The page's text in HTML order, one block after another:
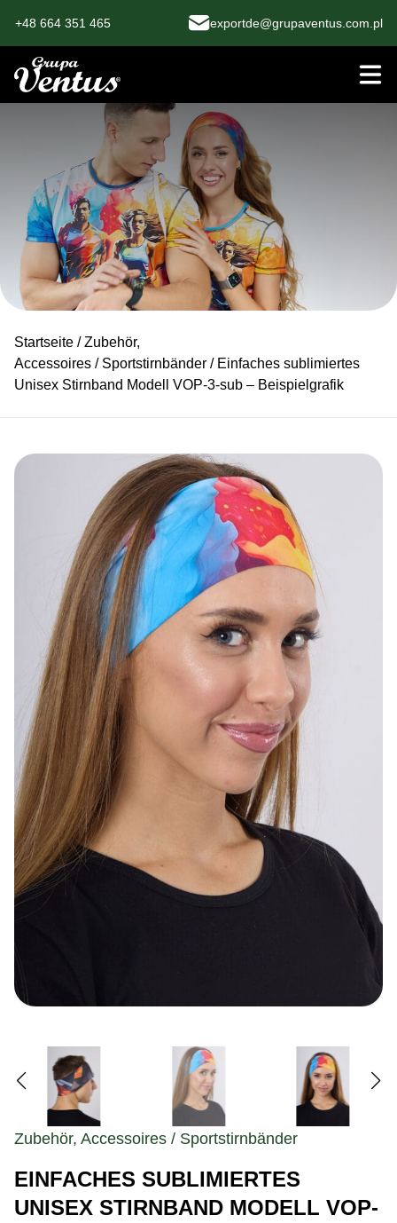
+48 664 351 465 exportde@grupaventus.com.pl
Startseite /Zubehör,
Accessoires / Sportstirnbänder / Einfaches sublimiertes
Unisex Stirnband Modell VOP-3-sub – Beispielgrafik
Zubehör, Accessoires / Sportstirnbänder
EINFACHES SUBLIMIERTES
UNISEX STIRNBAND MODELL VOP-